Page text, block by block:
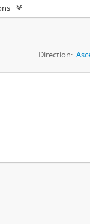
Direction: